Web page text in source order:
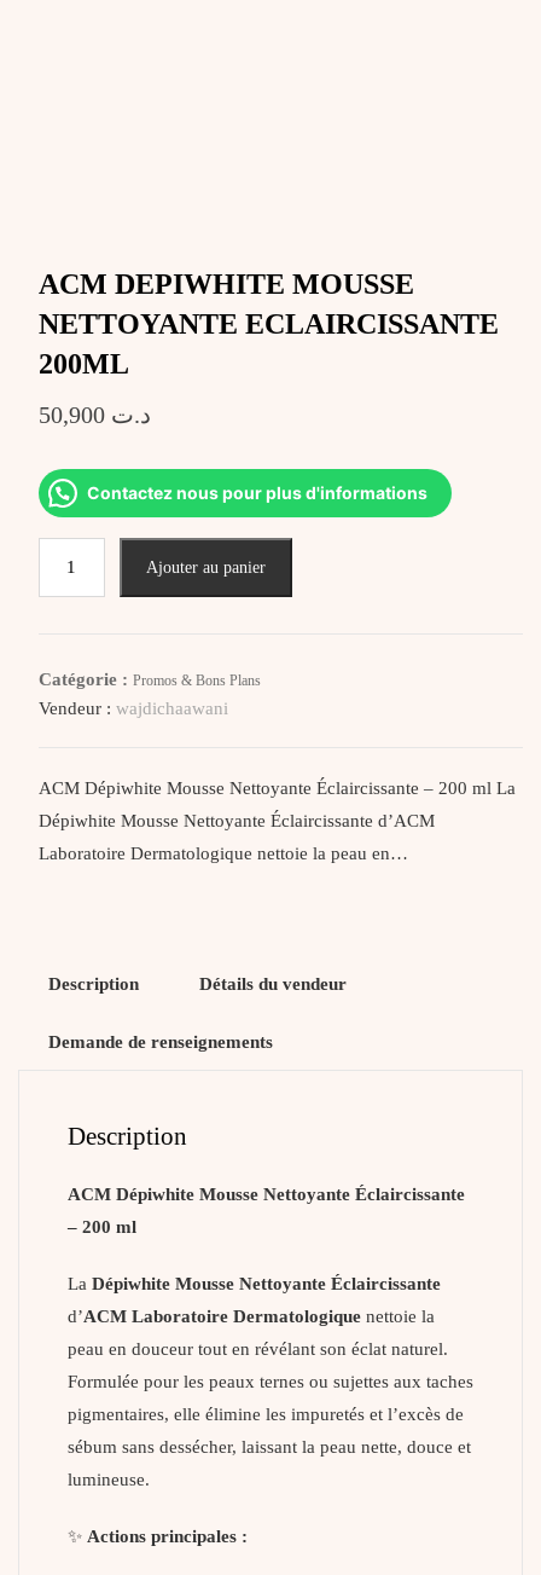
ACM DEPIWHITE MOUSSE
NETTOYANTE ECLAIRCISSANTE
200ML
د.ت 50,900
Contactez nous pour plus d'informations
Ajouter au panier
Catégorie : Promos & Bons Plans
Vendeur : wajdichaawani
ACM Dépiwhite Mousse Nettoyante Éclaircissante – 200 ml La
Dépiwhite Mousse Nettoyante Éclaircissante d’ACM
Laboratoire Dermatologique nettoie la peau en…
Description Détails du vendeur
Demande de renseignements
Description
ACM Dépiwhite Mousse Nettoyante Éclaircissante
– 200 ml
La Dépiwhite Mousse Nettoyante Éclaircissante
d’ACM Laboratoire Dermatologique nettoie la
peau en douceur tout en révélant son éclat naturel.
Formulée pour les peaux ternes ou sujettes aux taches
pigmentaires, elle élimine les impuretés et l’excès de
sébum sans dessécher, laissant la peau nette, douce et
lumineuse.
✨ Actions principales :